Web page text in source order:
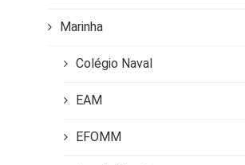
Marinha
Colégio Naval
EAM
EFOMM